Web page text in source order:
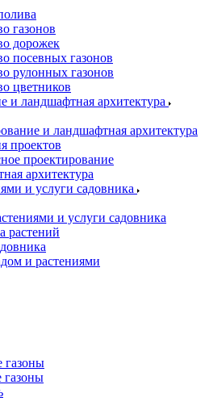
газонов
дорожек
посевных газонов
рулонных газонов
цветников
и ландшафтная архитектура
и ландшафтная архитектура
проектов
проектирование
архитектура
и услуги садовника
и услуги садовника
растений
и растениями
газоны
газоны